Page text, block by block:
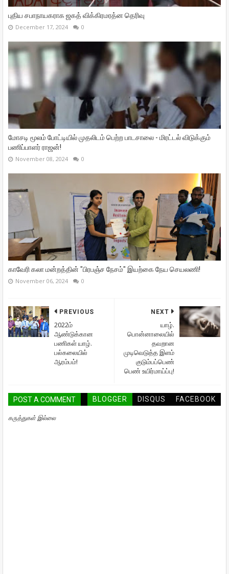
புதிய சபாநாயகராக ஜகத் விக்கிரமரத்ன தெரிவு
December 17, 2024 0
மோசடி மூலம் போட்டியில் முதலிடம் பெற்ற பாடசாலை - மிரட்டல் விடுக்கும்
பணிப்பாளர் ராஜன்!
November 08, 2024 0
காவேரி கலா மன்றத்தின் "பிரபஞ்ச நேசம்" இயற்கை நேய செயலணி!
November 06, 2024 0
NEXT
யாழ்.
பொன்னாலையில்
தவறான
முடிவெடுத்த இளம்
குடும்பப்பெண்
பெண் உயிர்மாய்ப்பு!
PREVIOUS
2022ம்
ஆண்டுக்கான
பணிகள் யாழ்.
பல்கலையில்
ஆரம்பம்!
POST A COMMENT BLOGGER DISQUS FACEBOOK
கருத்துகள் இல்லை